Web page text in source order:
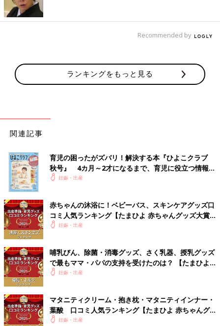
Recommended by
ランキングをもっと見る
関連記事
育児の困ったがズバリ！解決する本『ひよこクラブ
秋号』 4カ月～2才になるまで、育児に役立つ情報が
いっぱい！
妊娠・出産
赤ちゃんの沐浴に！ベビーバス、スキンケアグッズ口
コミ人気ランキング【たまひよ 赤ちゃんグッズ大賞
2026】
妊娠・出産
哺乳びん、除菌・消毒グッズ、さく乳器、授乳グッズ
で最もママ・パパの支持を受けたのは？ 【たまひよ
赤ちゃんグッズ大賞2026】
妊娠・出産
マタニティクリーム・抱き枕・マタニティインナー・
葉酸 口コミ人気ランキング【たまひよ 赤ちゃんグ
ッズ大賞2026】
妊娠・出産